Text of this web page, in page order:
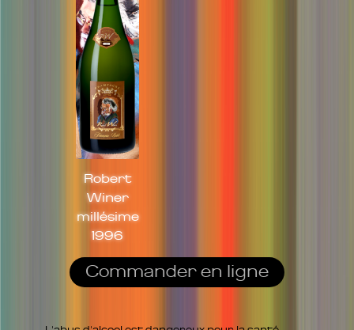
Robert
Winer
millésime
1996
Commander en ligne